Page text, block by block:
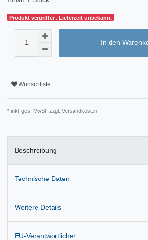
Produkt vergriffen, Lieferzeit unbekannt
In den
Wunschliste
* inkl. ges. MwSt. zzgl. Versandkosten
Beschreibung
Technische Daten
Weitere Details
EU-Verantwortlicher